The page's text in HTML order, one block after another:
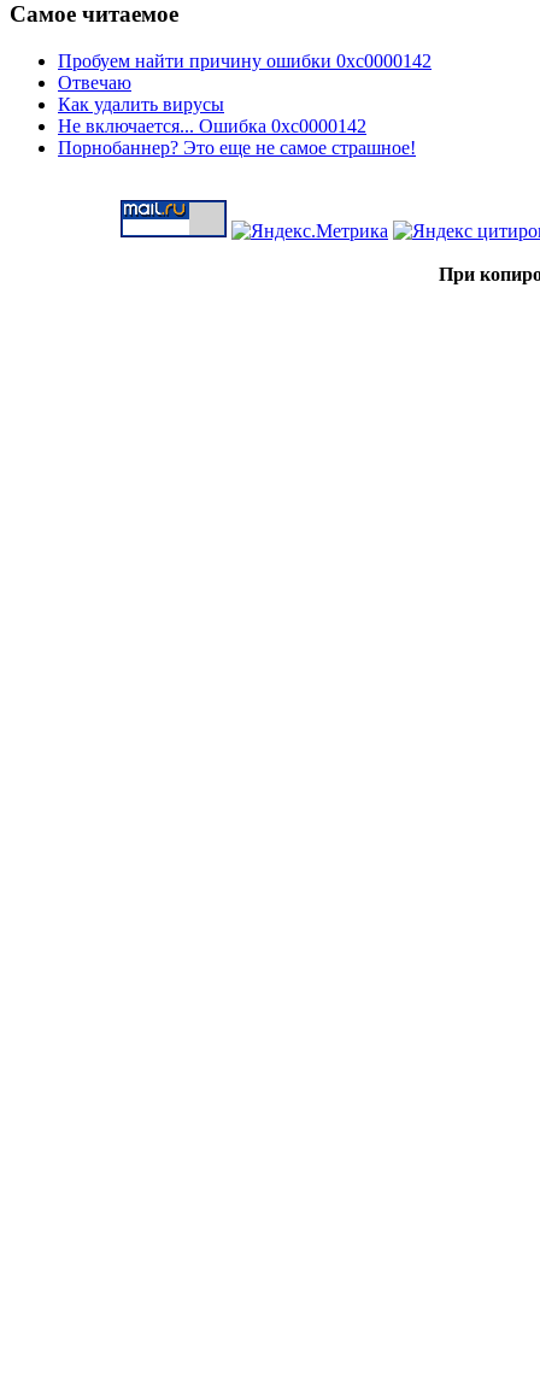
Самое читаемое
Пробуем найти причину ошибки 0xc0000142
Отвечаю
Как удалить вирусы
Не включается... Ошибка 0xc0000142
Порнобаннер? Это еще не самое страшное!
При